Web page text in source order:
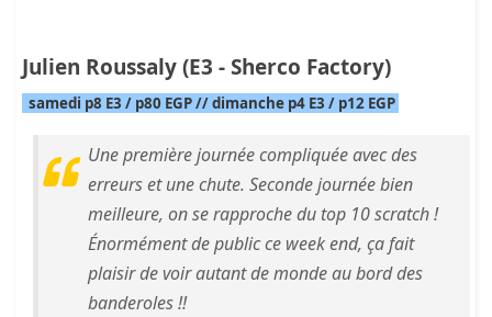
Julien Roussaly (E3 - Sherco Factory)
samedi p8 E3 / p80 EGP // dimanche p4 E3 / p12 EGP
Une première journée compliquée avec des
erreurs et une chute. Seconde journée bien
meilleure, on se rapproche du top 10 scratch !
Énormément de public ce week end, ça fait
plaisir de voir autant de monde au bord des
banderoles !!